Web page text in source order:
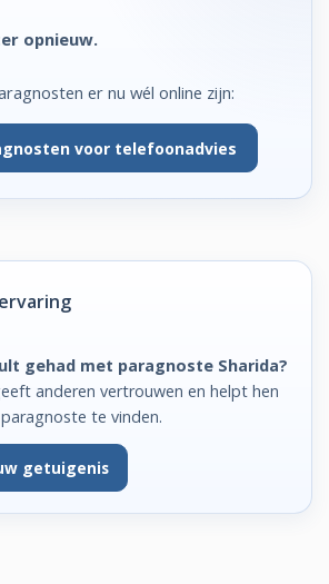
opnieuw.
er nu wél online zijn:
voor telefoonadvies
gehad met paragnoste Sharida?
anderen vertrouwen en helpt hen
te vinden.
getuigenis